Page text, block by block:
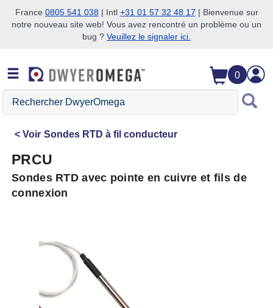
Passer à la recherche
Passer au contenu principal
Passer à la navigation
France 0805 541 038| Intl +31 01 57 32 48 17 | Bienvenue sur
notre nouveau site web! Vous avez rencontré un problème ou un
bug ? Veuillez le signaler ici.
0
Rechercher
DwyerOmega
Voir Sondes RTD à fil conducteur
PRCU
Sondes RTD avec pointe en cuivre et fils de
connexion